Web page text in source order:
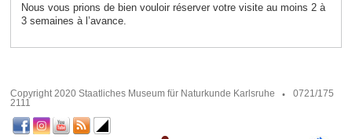
Nous vous prions de bien vouloir réserver votre visite au moins 2 à
3 semaines à l’avance.
Copyright 2020 Staatliches Museum für Naturkunde Karlsruhe
0721/175
2111